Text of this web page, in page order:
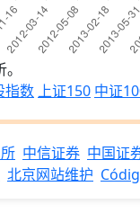
指数 上证150 中证
中信证券 中国证
北京网站维护